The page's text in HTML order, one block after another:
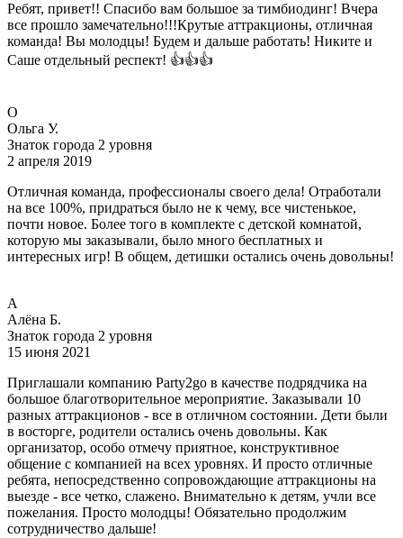
Ребят, привет!! Спасибо вам большое за тимбиодинг! Вчера
все прошло замечательно!!!Крутые аттракционы, отличная
команда! Вы молодцы! Будем и дальше работать! Никите и
Саше отдельный респект! 👍👍👍
O
Ольга У.
Знаток города 2 уровня
2 апреля 2019
Отличная команда, профессионалы своего дела! Отработали
на все 100%, придраться было не к чему, все чистенькое,
почти новое. Более того в комплекте с детской комнатой,
которую мы заказывали, было много бесплатных и
интересных игр! В общем, детишки остались очень довольны!
А
Алёна Б.
Знаток города 2 уровня
15 июня 2021
Приглашали компанию Party2go в качестве подрядчика на
большое благотворительное мероприятие. Заказывали 10
разных аттракционов - все в отличном состоянии. Дети были
в восторге, родители остались очень довольны. Как
организатор, особо отмечу приятное, конструктивное
общение с компанией на всех уровнях. И просто отличные
ребята, непосредственно сопровождающие аттракционы на
выезде - все четко, слажено. Внимательно к детям, учли все
пожелания. Просто молодцы! Обязательно продолжим
сотрудничество дальше!